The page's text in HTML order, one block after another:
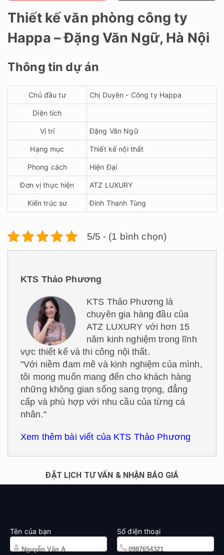
Thiết kế văn phòng công ty
Happa – Đặng Văn Ngữ, Hà Nội
Thông tin dự án
Chủ đầu tư Chị Duyên - Công ty Happa
Diện tích
Vị trí Đặng Văn Ngữ
Hạng mục Thiết kế nội thất
Phong cách Hiện Đại
Đơn vị thực hiện ATZ LUXURY
Kiến trúc sư Đinh Thanh Tùng
5/5 - (1 bình chọn)
KTS Thảo Phương
KTS Thảo Phương là
chuyên gia hàng đầu của
ATZ LUXURY với hơn 15
năm kinh nghiệm trong lĩnh
vực thiết kế và thi công nội thất.
"Với niềm đam mê và kinh nghiệm của mình,
tôi mong muốn mang đến cho khách hàng
những không gian sống sang trọng, đẳng
cấp và phù hợp với nhu cầu của từng cá
nhân."
Xem thêm bài viết của KTS Thảo Phương
ĐẶT LỊCH TƯ VẤN & NHẬN BÁO GIÁ
Tên của bạn Số điện thoại